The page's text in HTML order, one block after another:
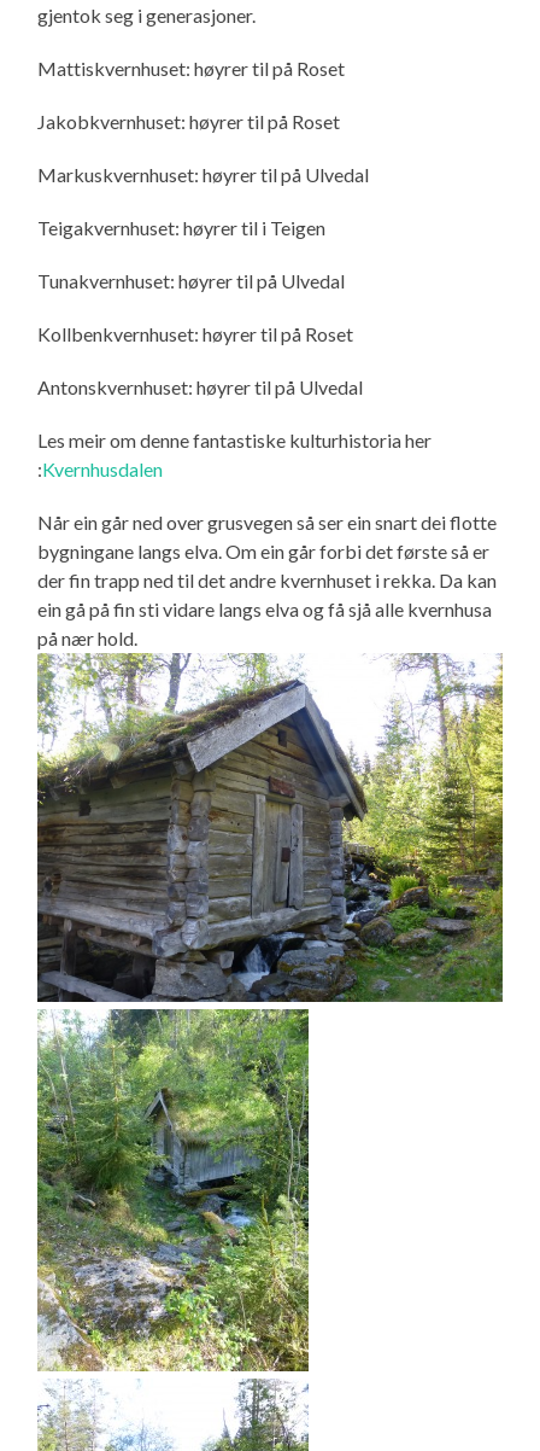
gjentok seg i generasjoner.
Mattiskvernhuset: høyrer til på Roset
Jakobkvernhuset: høyrer til på Roset
Markuskvernhuset: høyrer til på Ulvedal
Teigakvernhuset: høyrer til i Teigen
Tunakvernhuset: høyrer til på Ulvedal
Kollbenkvernhuset: høyrer til på Roset
Antonskvernhuset: høyrer til på Ulvedal
Les meir om denne fantastiske kulturhistoria her
:Kvernhusdalen
Når ein går ned over grusvegen så ser ein snart dei flotte
bygningane langs elva. Om ein går forbi det første så er
der fin trapp ned til det andre kvernhuset i rekka. Da kan
ein gå på fin sti vidare langs elva og få sjå alle kvernhusa
på nær hold.